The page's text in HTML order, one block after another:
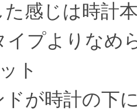
じは時計本
イプよりなめ
ト
時計の下に